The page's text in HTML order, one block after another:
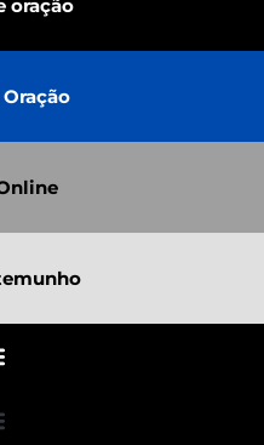
oração